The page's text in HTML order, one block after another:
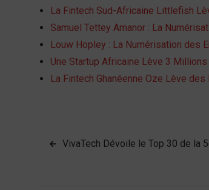
La Fintech Sud-Africaine Littlefish
Samuel Tettey Amanor : La
Louw Hopley : La Numérisation des
Une Startup Africaine Lève 3
La Fintech Ghanéenne Oze Lève
Navigation
VivaTech Dévoile le Top 30 de la